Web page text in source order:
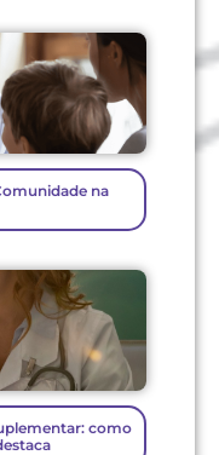
na
como